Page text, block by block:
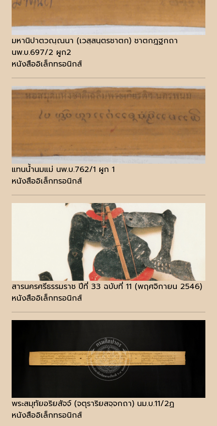
มหานิปาตวณฺณนา (เวสฺสนฺตรชาตก) ชาตกฎฐกถา
นพ.บ.697/2 ผูก2
หนังสืออิเล็กทรอนิกส์
แทนน้ำนมแม่ นพ.บ.762/1 ผูก 1
หนังสืออิเล็กทรอนิกส์
สารนครศรีธรรมราช ปีที่ 33 ฉบับที่ 11 (พฤศจิกายน 2546)
หนังสืออิเล็กทรอนิกส์
พระสมุทัยอริยสัจจ์ (จตุราริยสจฺจกถา) นม.บ.11/2ฏ
หนังสืออิเล็กทรอนิกส์